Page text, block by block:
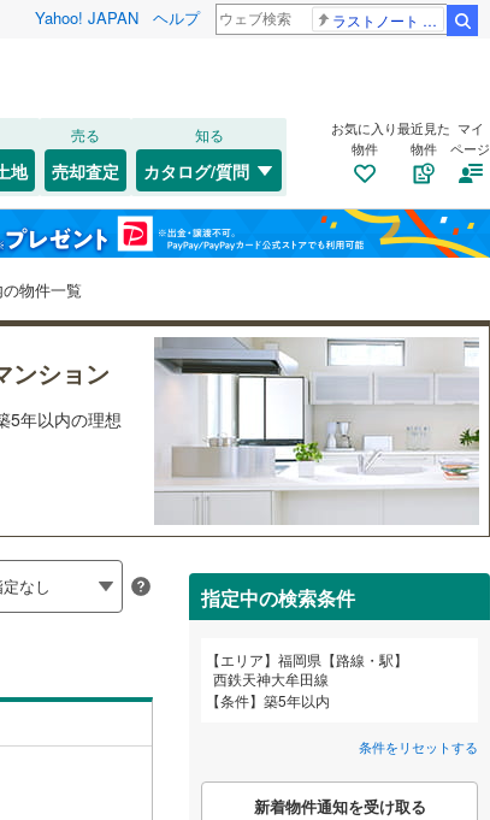
Yahoo! JAPAN ヘルプ ラストノート 内田有紀
地
売る
売却査定
知る
カタログ/質問
お気に入り
物件
最近見た
物件
マイ
ページ
物件一覧
ンション
5年以内の理想
指定中の検索条件
エリア
福岡県【路線・駅】
西鉄天神大牟田線
条件
築5年以内
条件をリセットする
こ
新着物件通知を受け取る
山形 福島
茨城
和歌山
山口
鹿児島
条件をリセットする
戸畑区(0)
八幡東区(0)
中央区(6)
直方市(0)
柳川市(0)
大川市(0)
中間市(0 )
春日市(2)
うきは市(0)条件をリセットする
条件をリセットする
）( 1) 鹿児島本線(
筑肥線(0)
日田彦山線(1)
福岡市地下鉄七隈線(7
西鉄太宰府線(1)
筑豊電気鉄道 (
条件をリセットする
(1) (2) (1) (0) (1)
(0) (0)
(0 ) (0 ) (0)
条件をリセットする
上（1）
自転車置き場 （10）
13 ） （4）
防犯カメラ（6）
（0）
2階以上（15）
条件をリセットする
設定できます。
トを見る
トを見る